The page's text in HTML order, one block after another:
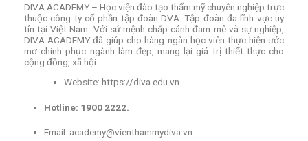
DIVA ACADEMY – Học viện đào tạo thẩm mỹ chuyên nghiệp trực
thuộc công ty cổ phần tập đoàn DVA. Tập đoàn đa lĩnh vực uy
tín tại Việt Nam. Với sứ mệnh chắp cánh đam mê và sự nghiệp,
DIVA ACADEMY đã giúp cho hàng ngàn học viên thực hiện ước
mơ chinh phục ngành làm đẹp, mang lại giá trị thiết thực cho
cộng đồng, xã hội.
Website: https://diva.edu.vn
Hotline: 1900 2222.
Email: academy@vienthammydiva.vn